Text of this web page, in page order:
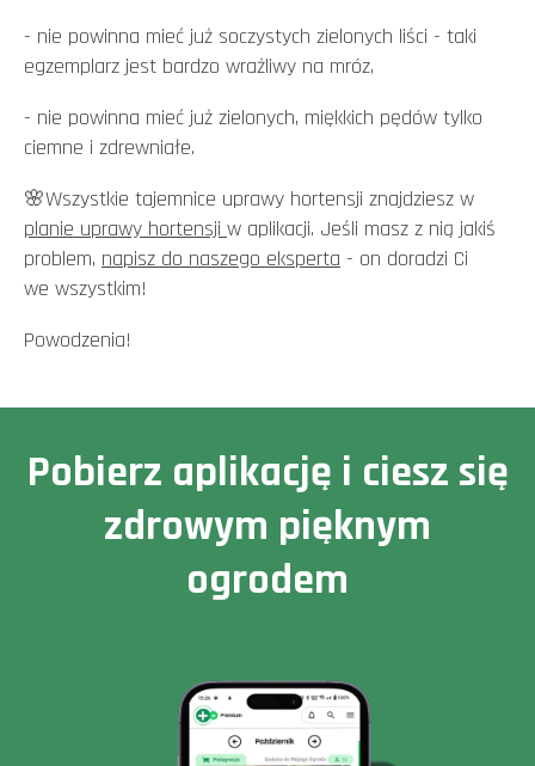
- nie powinna mieć już soczystych zielonych liści - taki
egzemplarz jest bardzo wrażliwy na mróz,
- nie powinna mieć już zielonych, miękkich pędów tylko
ciemne i zdrewniałe.
🌸Wszystkie tajemnice uprawy hortensji znajdziesz w
planie uprawy hortensji w aplikacji. Jeśli masz z nią jakiś
problem, napisz do naszego eksperta - on doradzi Ci
we wszystkim!
Powodzenia!
Pobierz aplikację i ciesz się
zdrowym pięknym
ogrodem